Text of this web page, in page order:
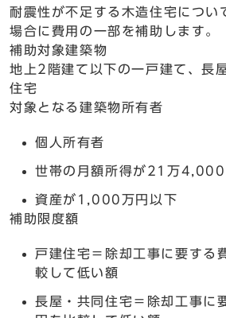
耐震性が不足する木造住宅につい
場合に費用の一部を補助します。
補助対象建築物
地上2階建て以下の一戸建て、長
住宅
対象となる建築物所有者
個人所有者
世帯の月額所得が21万4,000
資産が1,000万円以下
補助限度額
戸建住宅＝除却工事に要する
較して低い額
長屋・共同住宅＝除却工事に